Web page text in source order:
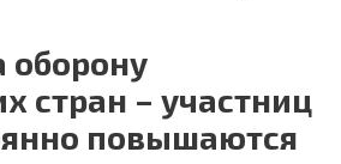
оборону
стран – участниц
повышаются